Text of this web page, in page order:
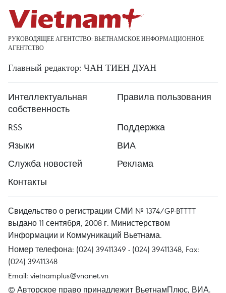
РУКОВОДЯЩЕЕ АГЕНТСТВО: ВЬЕТНАМСКОЕ ИНФОРМАЦИОННОЕ
АГЕНТСТВО
Главный редактор: ЧАН ТИЕН ДУАН
Интеллектуальная
собственность
Правила пользования
RSS
Поддержка
Языки
ВИА
Служба новостей
Реклама
Контакты
Свидельство о регистрации СМИ № 1374/GP-BTTTT
выдано 11 сентября, 2008 г. Министерством
Информации и Коммуникаций Вьетнама.
Номер телефона: (024) 39411349 - (024) 39411348, Fax:
(024) 39411348
Email: vietnamplus@vnanet.vn
© Авторское право принадлежит ВьетнамПлюс, ВИА.